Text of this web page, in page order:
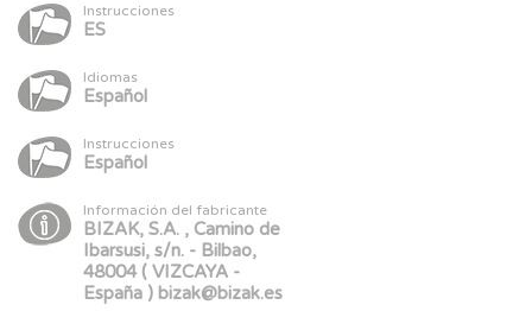
Instrucciones
ES
Idiomas
Español
Instrucciones
Español
Información del fabricante
BIZAK, S.A. , Camino de
Ibarsusi, s/n. - Bilbao,
48004 ( VIZCAYA -
España ) bizak@bizak.es